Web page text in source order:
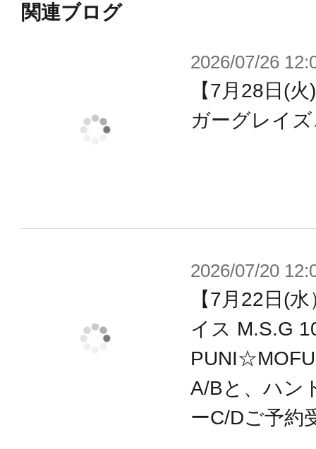
アレンジを楽しむ事ができます。
ード」と、アーマーを脱いだ「素体
・“マシニーカ”素体驚異の可動範囲
ムアームズ』『フレームアームズ・
『創彩少女庭園』『アルカナディア
ズの武装と併用が可能。
・瞳、マーキングなどのデカールが
関連ブログ
2026/07/26
【7月28日(
ガーグレイ
2026/07/20
【7月22日(
イス M.S.G
A/Bと、ハン
ーC/Dご予約